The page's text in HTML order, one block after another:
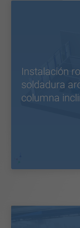
Instalación
soldadura
columna